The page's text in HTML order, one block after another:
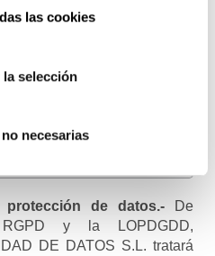
las cookies
selección
necesarias
protección de datos.- De
y la LOPDGDD,
DE DATOS S.L. tratará